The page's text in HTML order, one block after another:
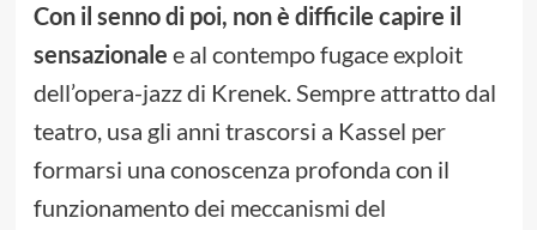
Con il senno di poi, non è difficile capire il
sensazionale e al contempo fugace exploit
dell’opera-jazz di Krenek. Sempre attratto dal
teatro, usa gli anni trascorsi a Kassel per
formarsi una conoscenza profonda con il
funzionamento dei meccanismi del